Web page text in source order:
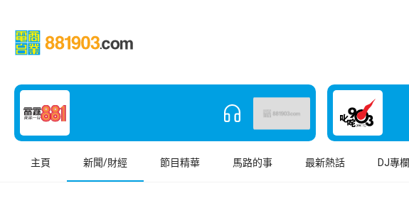
主頁 新聞/財經 節目精華 馬路的事 最新熱話 DJ專欄